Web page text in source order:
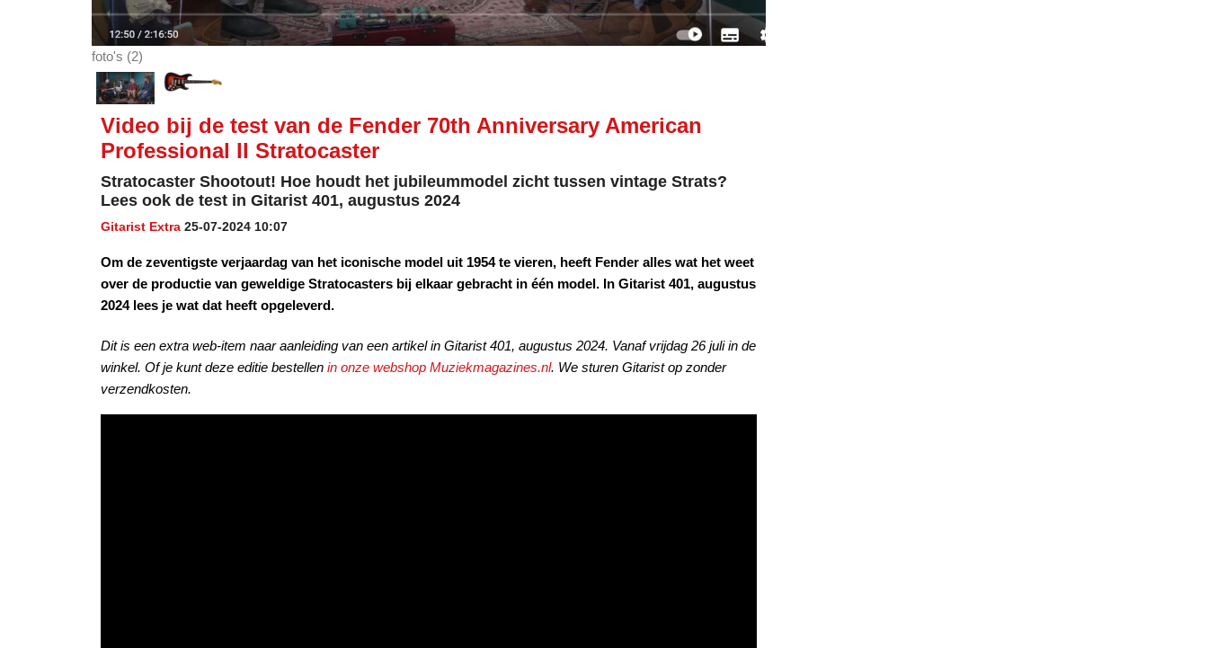
foto's (2)
Video bij de test van de Fender 70th Anniversary American
Professional II Stratocaster
Stratocaster Shootout! Hoe houdt het jubileummodel zicht tussen vintage Strats?
Lees ook de test in Gitarist 401, augustus 2024
Gitarist Extra 25-07-2024 10:07
Om de zeventigste verjaardag van het iconische model uit 1954 te vieren, heeft Fender alles wat het weet
over de productie van geweldige Stratocasters bij elkaar gebracht in één model. In Gitarist 401, augustus
2024 lees je wat dat heeft opgeleverd.
Dit is een extra web-item naar aanleiding van een artikel in Gitarist 401, augustus 2024. Vanaf vrijdag 26 juli in de
winkel. Of je kunt deze editie bestellen in onze webshop Muziekmagazines.nl. We sturen Gitarist op zonder
verzendkosten.